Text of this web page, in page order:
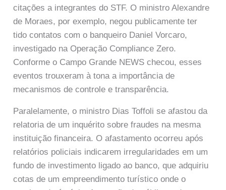
citações a integrantes do STF. O ministro Alexandre
de Moraes, por exemplo, negou publicamente ter
tido contatos com o banqueiro Daniel Vorcaro,
investigado na Operação Compliance Zero.
Conforme o Campo Grande NEWS checou, esses
eventos trouxeram à tona a importância de
mecanismos de controle e transparência.
Paralelamente, o ministro Dias Toffoli se afastou da
relatoria de um inquérito sobre fraudes na mesma
instituição financeira. O afastamento ocorreu após
relatórios policiais indicarem irregularidades em um
fundo de investimento ligado ao banco, que adquiriu
cotas de um empreendimento turístico onde o